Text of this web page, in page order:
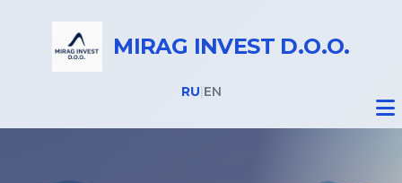
MIRAG INVEST D.O.O.
RU EN